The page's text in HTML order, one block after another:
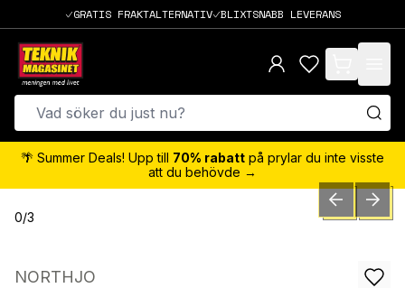
GRATIS FRAKTALTERNATIV BLIXTSNABB LEVERANS
items in cart,
🌴 Summer Deals! Upp till 70% rabatt på prylar du inte visste
att du behövde →
0/3 PREVIOUSNEXT
NORTHJO